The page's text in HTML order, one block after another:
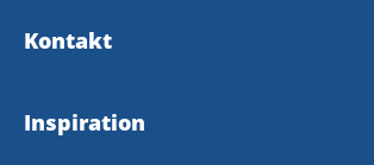
Kontakt
Kontakt
Inspiration